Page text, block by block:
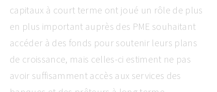
capitaux à court terme ont joué un rôle de plus
en plus important auprès des PME souhaitant
accéder à des fonds pour soutenir leurs plans
de croissance, mais celles-ci estiment ne pas
avoir suffisamment accès aux services des